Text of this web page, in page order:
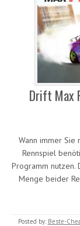
Drift Max
Wann immer
Rennspiel
Programm
Menge beider
Posted by: Beste-